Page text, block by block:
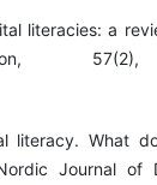
literacies: a
57(2),
literacy. What
Journal of